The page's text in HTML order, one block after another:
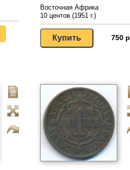
Восточная Африка
10 центов (1951 г.)
750